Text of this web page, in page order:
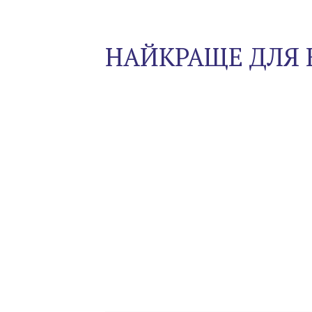
НАЙКРАЩЕ ДЛЯ